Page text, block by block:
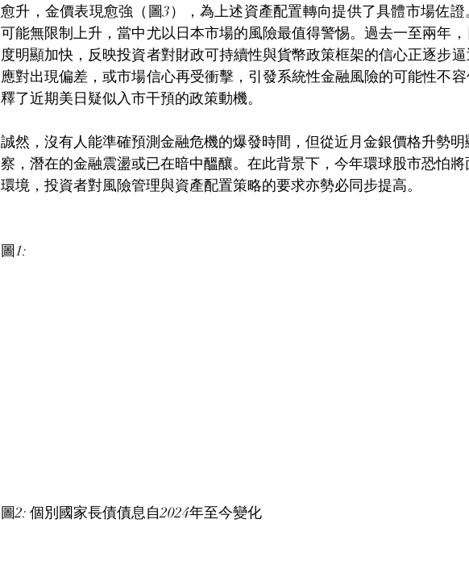
愈升，金價表現愈強（圖3），為上述資產配置轉向提供了具體市場佐
可能無限制上升，當中尤以日本市場的風險最值得警惕。過去一至兩年
度明顯加快，反映投資者對財政可持續性與貨幣政策框架的信心正逐步
應對出現偏差，或市場信心再受衝擊，引發系統性金融風險的可能性不
釋了近期美日疑似入市干預的政策動機。
誠然，沒有人能準確預測金融危機的爆發時間，但從近月金銀價格升勢
察，潛在的金融震盪或已在暗中醞釀。在此背景下，今年環球股市恐怕
環境，投資者對風險管理與資產配置策略的要求亦勢必同步提高。
圖1:
圖2: 個別國家長債債息自2024年至今變化